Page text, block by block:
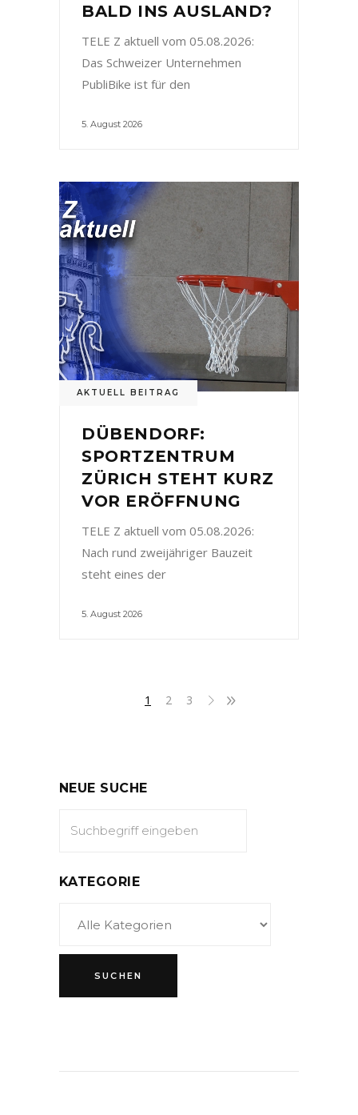
BALD INS AUSLAND?
TELE Z aktuell vom 05.08.2026:
Das Schweizer Unternehmen
PubliBike ist für den
5. August 2026
AKTUELL BEITRAG
DÜBENDORF:
SPORTZENTRUM
ZÜRICH STEHT KURZ
VOR ERÖFFNUNG
TELE Z aktuell vom 05.08.2026:
Nach rund zweijähriger Bauzeit
steht eines der
5. August 2026
1 2 3
NEUE SUCHE
KATEGORIE